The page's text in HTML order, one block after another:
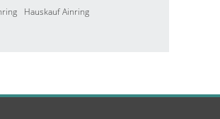
Hauskauf Ainring